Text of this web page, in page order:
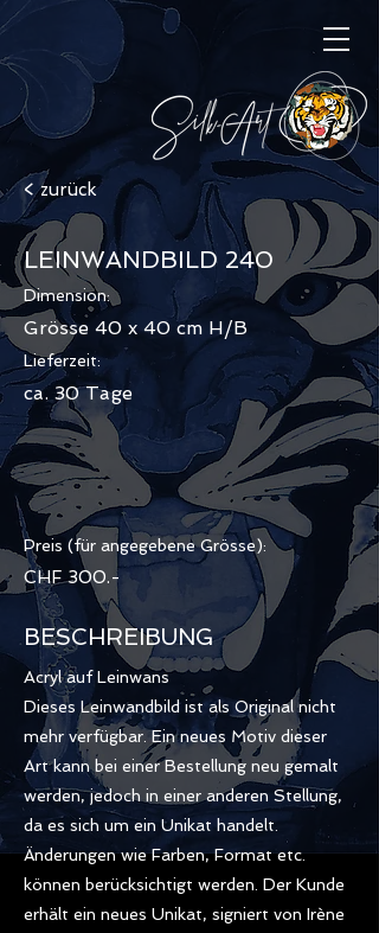
< zurück
LEINWANDBILD 240
Dimension:
Grösse 40 x 40 cm H/B
Lieferzeit:
ca. 30 Tage
Preis (für angegebene Grösse):
CHF 300.-
BESCHREIBUNG
Acryl auf Leinwans
Dieses Leinwandbild ist als Original nicht
mehr verfügbar. Ein neues Motiv dieser
Art kann bei einer Bestellung neu gemalt
werden, jedoch in einer anderen Stellung,
da es sich um ein Unikat handelt.
Änderungen wie Farben, Format etc.
können berücksichtigt werden. Der Kunde
erhält ein neues Unikat, signiert von Irène